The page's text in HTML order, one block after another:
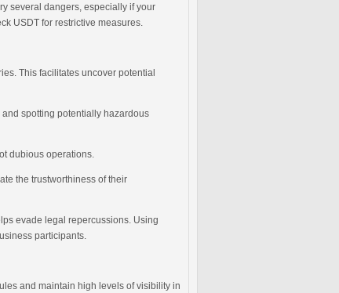
several dangers, especially if your
USDT for restrictive measures.
This facilitates uncover potential
spotting potentially hazardous
dubious operations.
the trustworthiness of their
evade legal repercussions. Using
participants.
and maintain high levels of visibility in